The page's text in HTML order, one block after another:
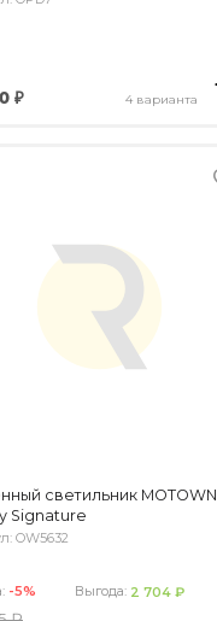
₽ 4 варианта
светильник MOTOWN
Signature
OW5632
-5% Выгода: 2 704 ₽